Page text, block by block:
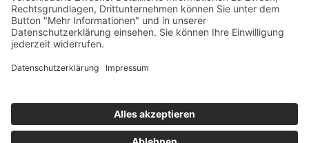
Sonstiges
Newsletter